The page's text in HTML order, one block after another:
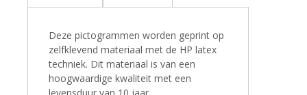
Deze pictogrammen worden geprint op
zelfklevend materiaal met de HP latex
techniek. Dit materiaal is van een
hoogwaardige kwaliteit met een
levensduur van 10 jaar.